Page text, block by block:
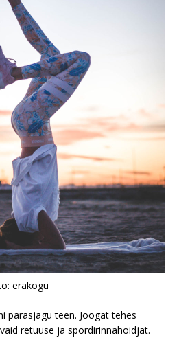
erakogu
parasjagu teen. Joogat tehes
retuuse ja spordirinnahoidjat.